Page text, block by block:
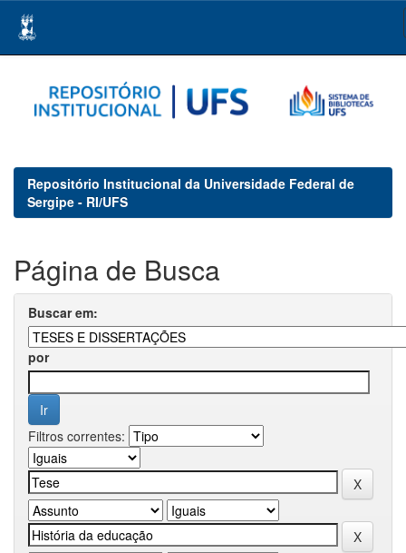
navigation
Repositório Institucional da Universidade Federal de
Sergipe - RI/UFS
Página de Busca
Buscar em:
por
Filtros correntes: